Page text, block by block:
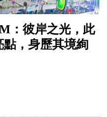
：彼岸之光，此
點，身歷其境絢